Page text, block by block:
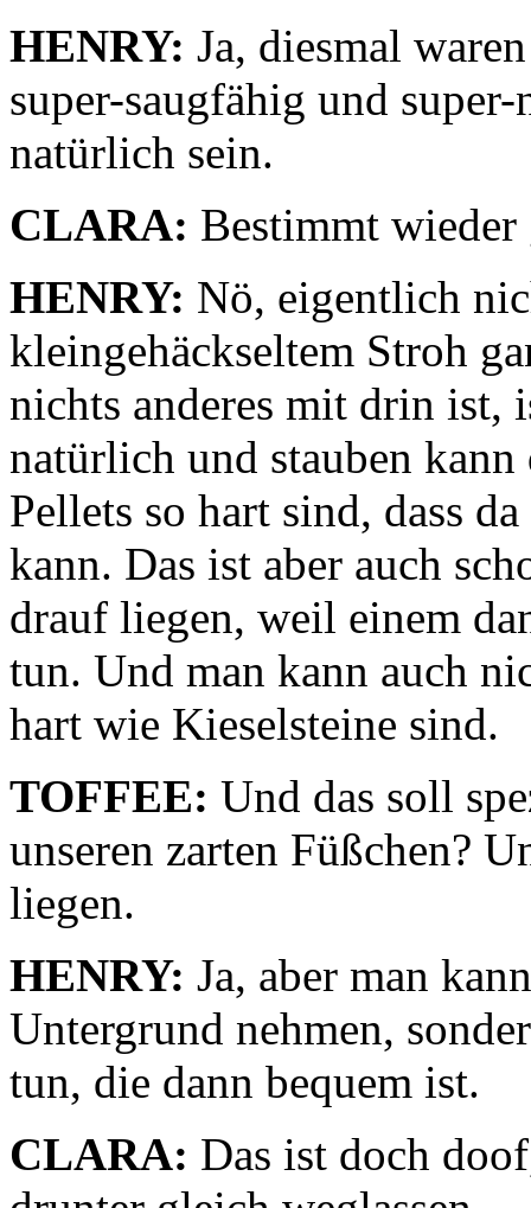
HENRY: Ja, diesmal
super-saugfähig und
natürlich sein.
CLARA: Bestimmt wieder
HENRY: Nö, eigentlich
kleingehäckseltem Stroh
nichts anderes mit drin ist,
natürlich und stauben
Pellets so hart sind, dass
kann. Das ist aber auch
drauf liegen, weil einem
tun. Und man kann auch
hart wie Kieselsteine sind.
TOFFEE: Und das soll
unseren zarten Füßchen?
liegen.
HENRY: Ja, aber man
Untergrund nehmen,
tun, die dann bequem ist.
CLARA: Das ist doch